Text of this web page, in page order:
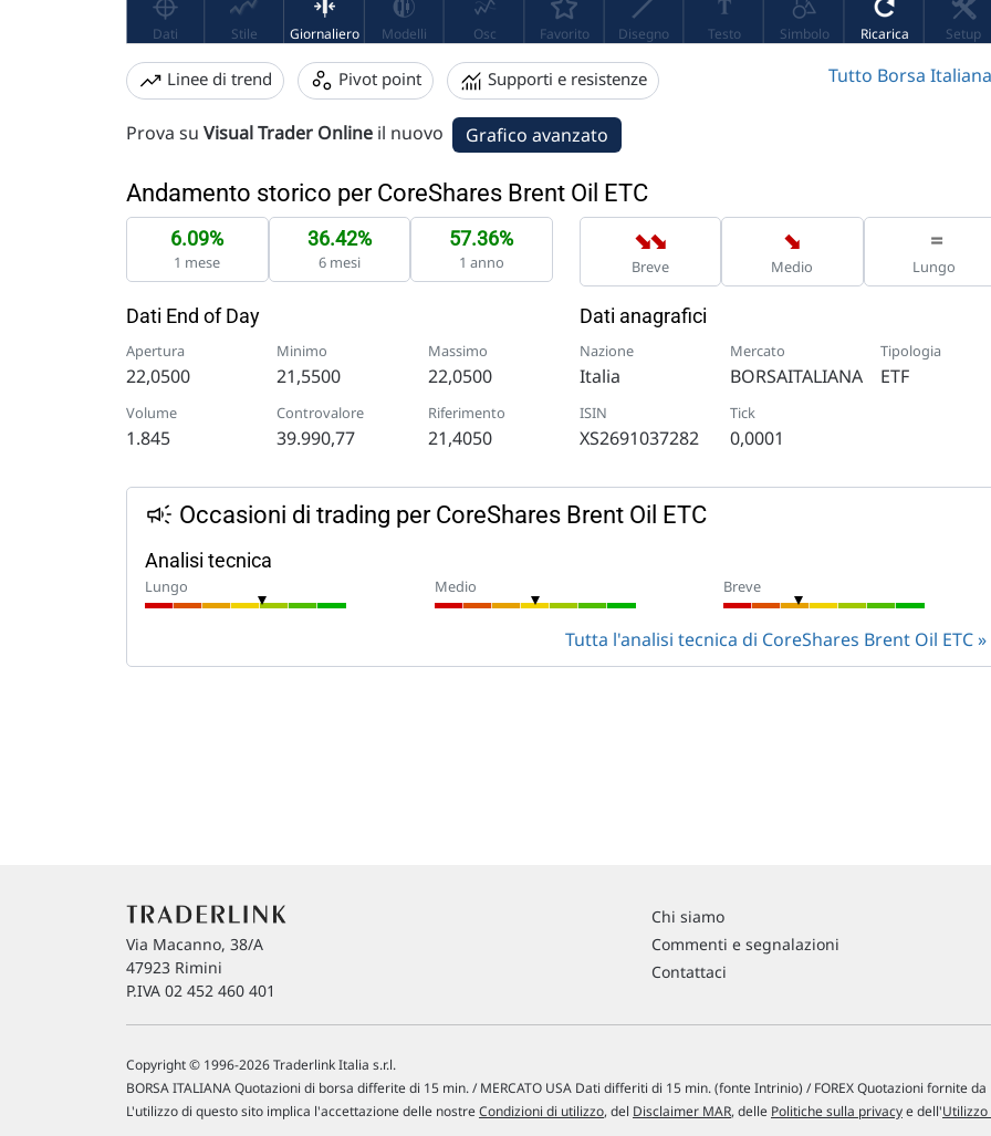
Linee di trend Pivot point Supporti e resistenze Tutto Borsa
Prova su Visual Trader Online il nuovo Grafico avanzato
Andamento storico per CoreShares Brent Oil ETC
6.09%
1 mese
36.42%
6 mesi
57.36%
1 anno
➡
➡
Breve
➡
Medio
=
Lungo
Dati End of Day
Apertura
22,0500
Minimo
21,5500
Massimo
22,0500
Volume
1.845
Controvalore
39.990,77
Riferimento
21,4050
Dati anagrafici
Nazione
Italia
Mercato
BORSAITALIANA
Tipologia
ETF
ISIN
XS2691037282
Tick
0,0001
Occasioni di trading per CoreShares Brent Oil ETC
Analisi tecnica
Lungo Medio Breve
Tutta l'analisi tecnica di CoreShares Brent Oil ETC
Via Macanno, 38/A
47923 Rimini
P.IVA 02 452 460 401
Chi siamo
Commenti e segnalazioni
Contattaci
Copyright © 1996-2026 Traderlink Italia s.r.l.
BORSA ITALIANA Quotazioni di borsa differite di 15 min. / MERCATO USA Dati differiti di 15 min. (fonte Intrinio) / FOREX Quotazioni fornite da
L'utilizzo di questo sito implica l'accettazione delle nostreCondizioni di utilizzo, del Disclaimer MAR, delle Politiche sulla privacye dell'